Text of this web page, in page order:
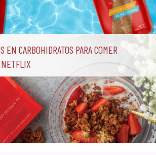
en Carbohidratos para comer
Netflix